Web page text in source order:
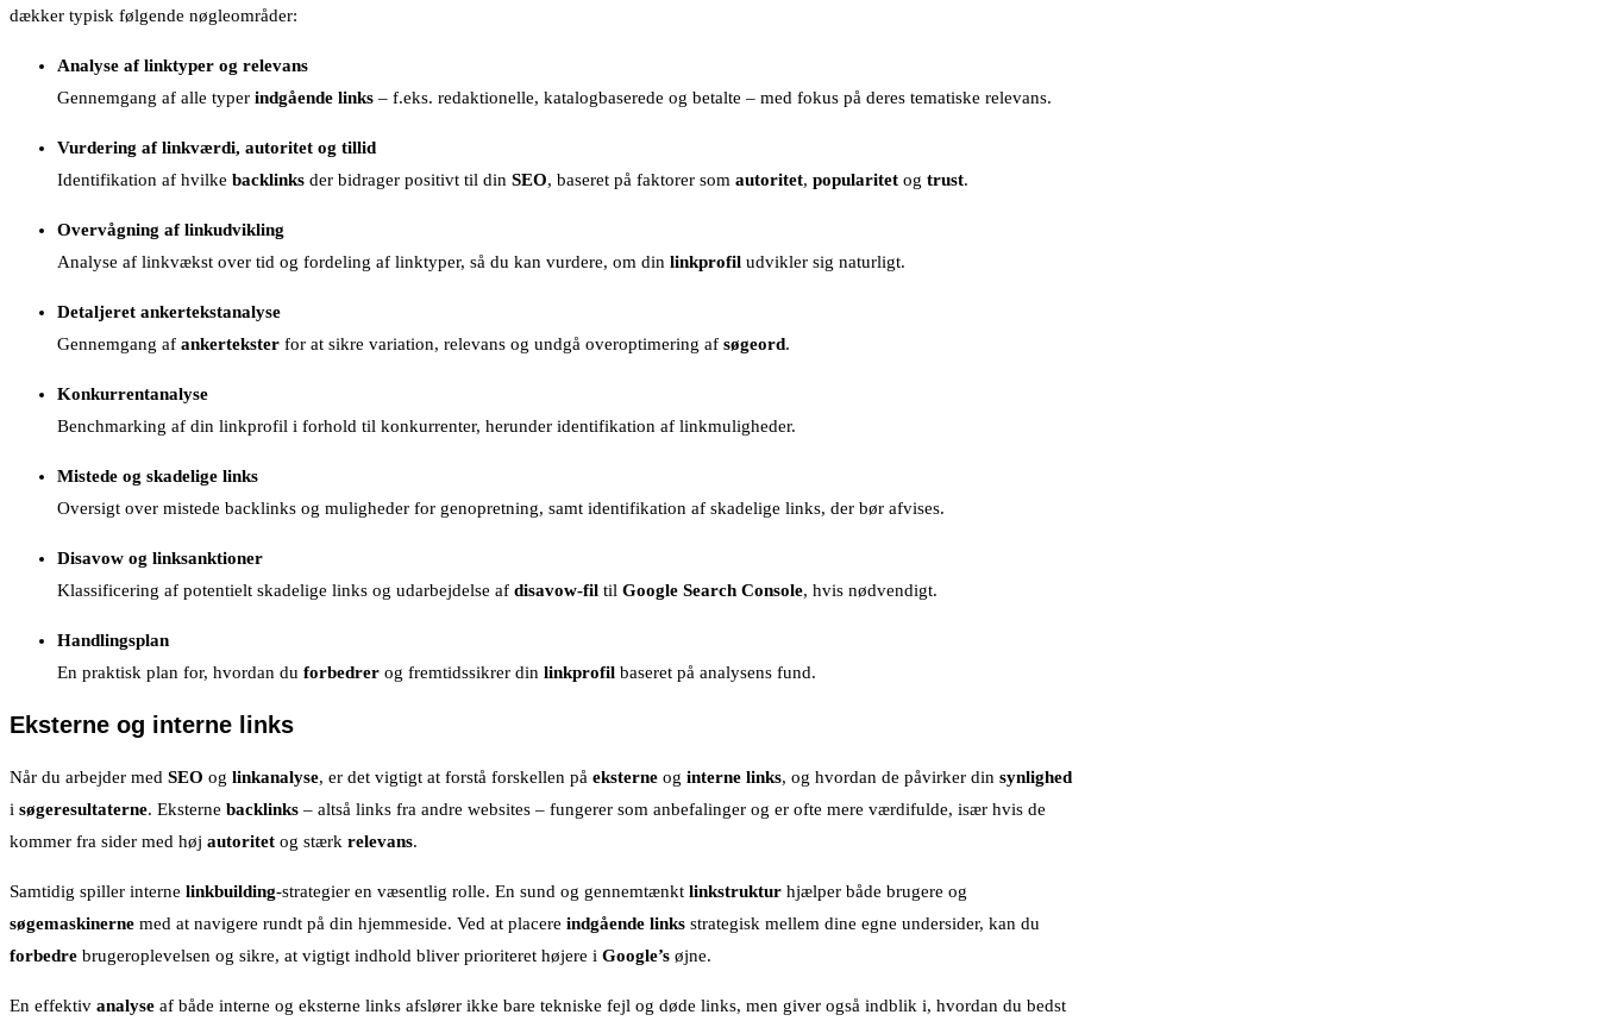
dækker typisk følgende nøgleområder:
Analyse af linktyper og relevans
Gennemgang af alle typer indgående links – f.eks. redaktionelle, katalogbaserede og betalte – med fokus på deres tematiske relevans.
Vurdering af linkværdi, autoritet og tillid
Identifikation af hvilke backlinks der bidrager positivt til din SEO, baseret på faktorer som autoritet, popularitet og trust.
Overvågning af linkudvikling
Analyse af linkvækst over tid og fordeling af linktyper, så du kan vurdere, om din linkprofil udvikler sig naturligt.
Detaljeret ankertekstanalyse
Gennemgang af ankertekster for at sikre variation, relevans og undgå overoptimering af søgeord.
Konkurrentanalyse
Benchmarking af din linkprofil i forhold til konkurrenter, herunder identifikation af linkmuligheder.
Mistede og skadelige links
Oversigt over mistede backlinks og muligheder for genopretning, samt identifikation af skadelige links, der bør afvises.
Disavow og linksanktioner
Klassificering af potentielt skadelige links og udarbejdelse af disavow-fil til Google Search Console, hvis nødvendigt.
Handlingsplan
En praktisk plan for, hvordan du forbedrer og fremtidssikrer din linkprofil baseret på analysens fund.
Eksterne og interne links
Når du arbejder med SEO og linkanalyse, er det vigtigt at forstå forskellen på eksterne og interne links, og hvordan de påvirker din synlighed
i søgeresultaterne. Eksterne backlinks – altså links fra andre websites – fungerer som anbefalinger og er ofte mere værdifulde, især hvis de
kommer fra sider med høj autoritet og stærk relevans.
Samtidig spiller interne linkbuilding-strategier en væsentlig rolle. En sund og gennemtænkt linkstruktur hjælper både brugere og
søgemaskinerne med at navigere rundt på din hjemmeside. Ved at placere indgående links strategisk mellem dine egne undersider, kan du
forbedre brugeroplevelsen og sikre, at vigtigt indhold bliver prioriteret højere i Google’s øjne.
En effektiv analyse af både interne og eksterne links afslører ikke bare tekniske fejl og døde links, men giver også indblik i, hvordan du bedst